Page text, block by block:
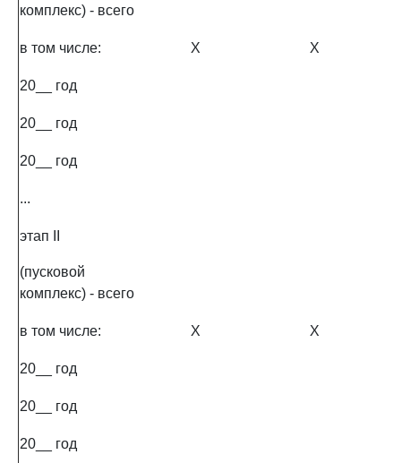
комплекс) - всего
в том числе: X X
20__ год
20__ год
20__ год
...
этап II
(пусковой
комплекс) - всего
в том числе: X X
20__ год
20__ год
20__ год